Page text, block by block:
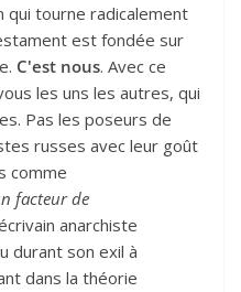
qui tourne radicalement
est fondée sur
C'est nous. Avec ce
les uns les autres, qui
Pas les poseurs de
russes avec leur goût
comme
facteur de
anarchiste
durant son exil à
dans la théorie